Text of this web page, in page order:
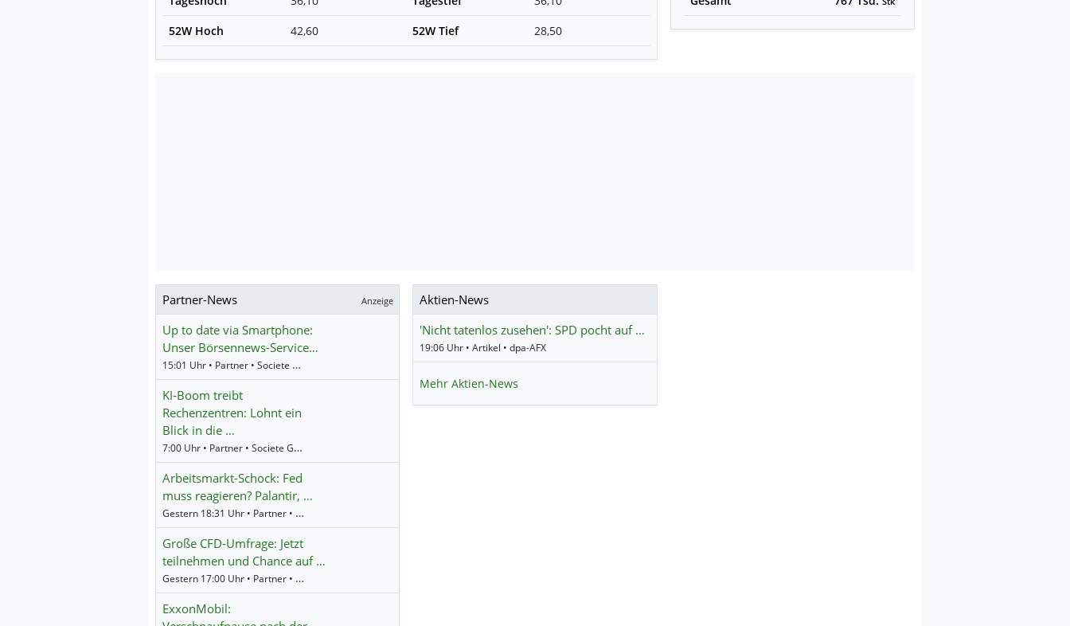
52W Hoch
42,60 52W Tief 28,50
Partner-News Anzeige
Up to date via Smartphone:
Unser Börsennews-Service…
15:01 Uhr • Partner • Societe Generale
KI-Boom treibt
Rechenzentren: Lohnt ein
Blick in die …
7:00 Uhr • Partner • Societe Generale
Arbeitsmarkt-Schock: Fed
muss reagieren? Palantir, …
Gestern 18:31 Uhr • Partner • WH Selfinvest
Große CFD-Umfrage: Jetzt
teilnehmen und Chance auf …
Gestern 17:00 Uhr • Partner • Societe Generale
ExxonMobil:
Aktien-News
'Nicht tatenlos zusehen': SPD pocht auf …
19:06 Uhr • Artikel • dpa-AFX
Mehr Aktien-News